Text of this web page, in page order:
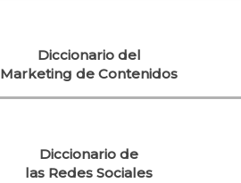
Diccionario del
Marketing de Contenidos
Diccionario de
las Redes Sociales